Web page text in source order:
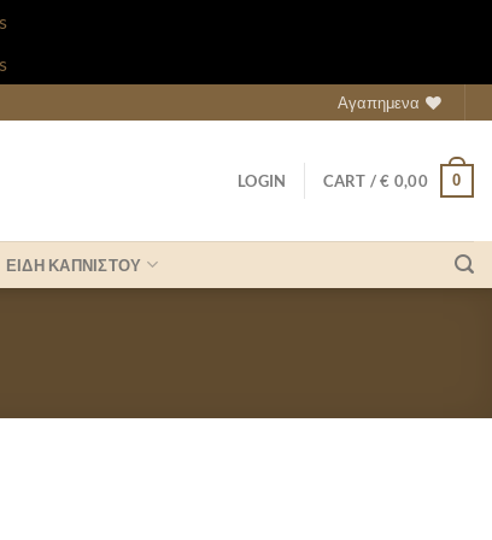
Αγαπημενα
LOGIN CART /€ 0,00 0
ΕΙΔΗ ΚΑΠΝΙΣΤΟΥ